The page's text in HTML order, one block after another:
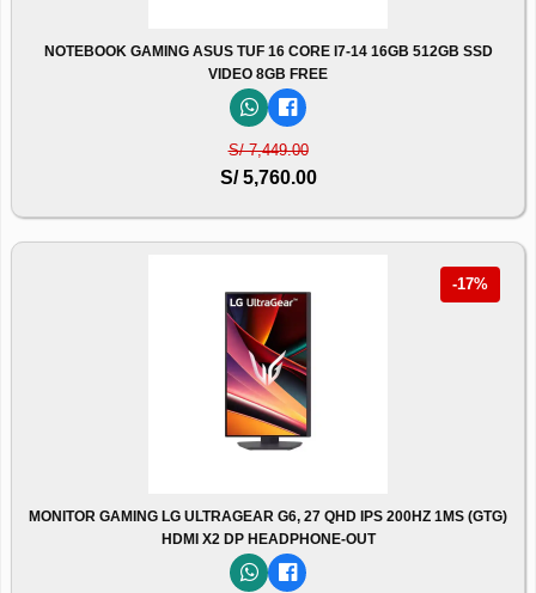
NOTEBOOK GAMING ASUS TUF 16 CORE I7-14 16GB 512GB SSD
VIDEO 8GB FREE
S/ 7,449.00
S/ 5,760.00
-17%
MONITOR GAMING LG ULTRAGEAR G6, 27 QHD IPS 200HZ 1MS (GTG)
HDMI X2 DP HEADPHONE-OUT